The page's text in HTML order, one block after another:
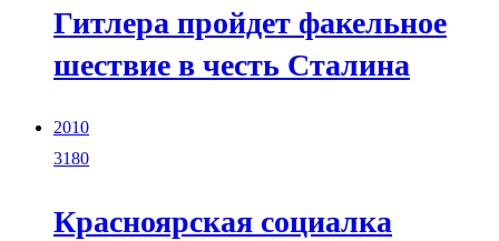
Гитлера пройдет факельное
шествие в честь Сталина
2010
3180
Красноярская социалка